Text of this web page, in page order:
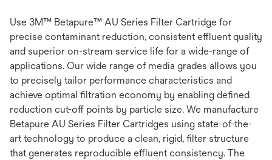
Use 3M™ Betapure™ AU Series Filter Cartridge for
precise contaminant reduction, consistent effluent quality
and superior on-stream service life for a wide-range of
applications. Our wide range of media grades allows you
to precisely tailor performance characteristics and
achieve optimal filtration economy by enabling defined
reduction cut-off points by particle size. We manufacture
Betapure AU Series Filter Cartridges using state-of-the-
art technology to produce a clean, rigid, filter structure
that generates reproducible effluent consistency. The